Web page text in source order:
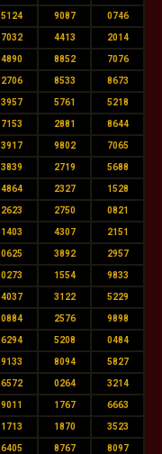
5124 9087 0746
7032 4413 2014
4890 8852 7076
2706 8533 8673
3957 5761 5218
7153 2881 8644
3917 9802 7065
3839 2719 5688
4864 2327 1528
2623 2750 0821
1403 4307 2151
0625 3892 2957
0273 1554 9833
4037 3122 5229
0884 2576 9898
6294 5208 0484
9133 8094 5827
6572 0264 3214
9011 1767 6663
1713 1870 3523
6405 8767 8097